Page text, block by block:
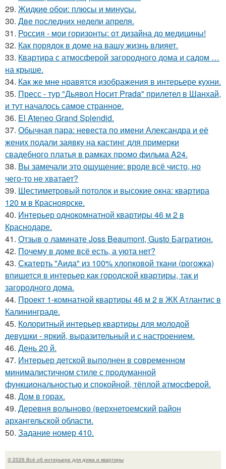
29. Жидкиe обои: плюсы и минуcы.
30. Две последних недели апреля.
31. Россия - мои горизонты: от дизайна до медицины!
32. Как порядок в доме на вашу жизнь влияет.
33. Квартира с атмосферой загородного дома и садом …
на крыше.
34. Как же мне нравятся изображения в интерьере кухни.
35. Пресс - тур "Дьявол Носит Prada" прилетел в Шанхай,
и тут началось самое странное.
36. El Ateneo Grand Splendid.
37. Обычная пара: невеста по имени Александра и её
жених подали заявку на кастинг для примерки
свадебного платья в рамках промо фильма A24.
38. Вы замечали это ощущение: вроде всё чисто, но
чего-то не хватает?
39. Шестиметровый потолок и высокие окна: квартира
120 м в Красноярске.
40. Интерьер однокомнатной квартиры 46 м 2 в
Краснодаре.
41. Отзыв о ламинате Joss Beaumont, Gusto Багратион.
42. Почему в доме всё есть, а уюта нет?
43. Скатерть "Аида" из 100% хлопковой ткани (рогожка)
впишется в интерьер как городской квартиры, так и
загородного дома.
44. Проект 1-комнатной квартиры 46 м 2 в ЖК Атлантис в
Калининграде.
45. Колоритный интерьер квартиры для молодой
девушки - яркий, выразительный и с настроением.
46. День 20 й.
47. Интерьер детской выполнен в современном
минималистичном стиле с продуманной
функциональностью и спокойной, тёплой атмосферой.
48. Дом в горах.
49. Деревня волыново (верхнетоемский район
архангельской области.
50. Задание номер 410.
© 2026 Всё об интерьере для дома и квартиры